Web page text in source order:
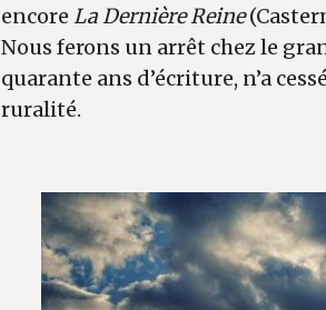
encore La Dernière Reine
Nous ferons un arrêt chez le
quarante ans d’écriture, n’a
ruralité.